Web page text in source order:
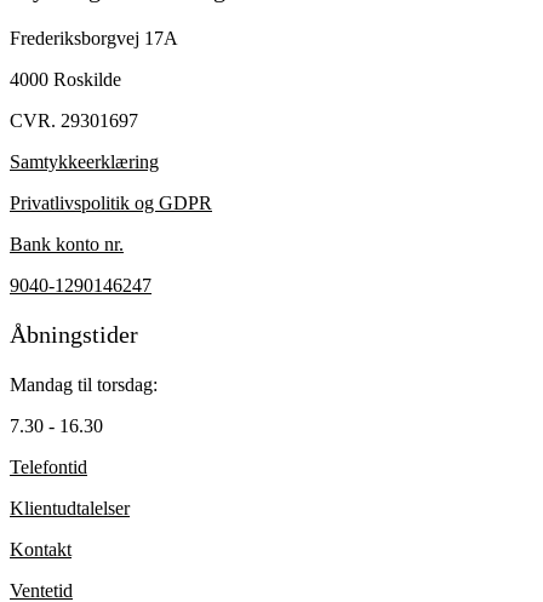
Frederiksborgvej 17A
4000 Roskilde
CVR. 29301697
Samtykkeerklæring
Privatlivspolitik og GDPR
Bank konto nr.
9040-1290146247
Åbningstider
Mandag til torsdag:
7.30 - 16.30
Telefontid
Klientudtalelser
Kontakt
Ventetid